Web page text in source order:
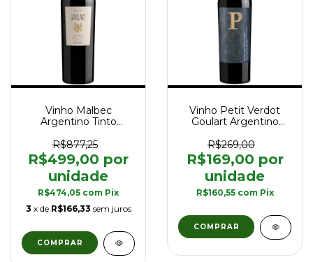
Vinho Malbec
Argentino Tinto
Single Vineyard 2022 -
750 ml
R$877,25
R$499,00
R$474,05 com Pix
3 x de R$166,33 sem juros
Vinho Petit Verdot
Goulart Argentino
R$269,00
R$169,00
R$160,55 com Pix